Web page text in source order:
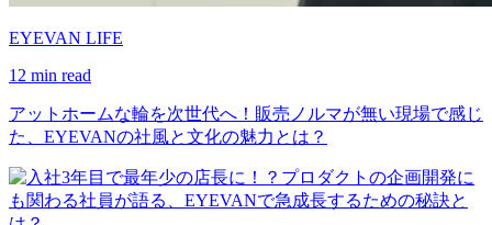
EYEVAN LIFE
12 min read
アットホームな輪を次世代へ！販売ノルマが無い現場で感じ
た、EYEVANの社風と文化の魅力とは？